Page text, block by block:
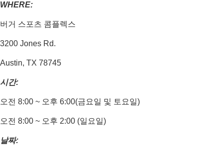
WHERE:
버거 스포츠 콤플렉스
3200 Jones Rd.
Austin, TX 78745
시간:
오전 8:00 ~ 오후 6:00(금요일 및 토요일)
오전 8:00 ~ 오후 2:00 (일요일)
날짜: